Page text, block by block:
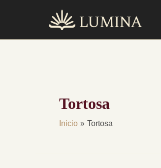
Tortosa
Inicio Tortosa